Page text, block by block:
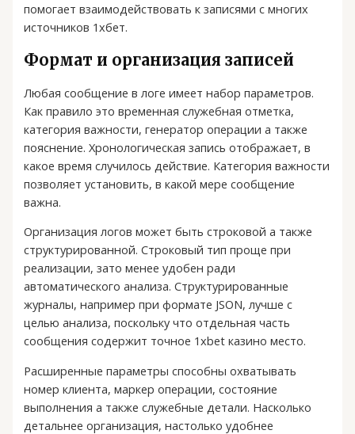
помогает взаимодействовать к записями с многих
источников 1хбет.
Формат и организация записей
Любая сообщение в логе имеет набор параметров.
Как правило это временная служебная отметка,
категория важности, генератор операции а также
пояснение. Хронологическая запись отображает, в
какое время случилось действие. Категория важности
позволяет установить, в какой мере сообщение
важна.
Организация логов может быть строковой а также
структурированной. Строковый тип проще при
реализации, зато менее удобен ради
автоматического анализа. Структурированные
журналы, например при формате JSON, лучше с
целью анализа, поскольку что отдельная часть
сообщения содержит точное 1xbet казино место.
Расширенные параметры способны охватывать
номер клиента, маркер операции, состояние
выполнения а также служебные детали. Насколько
детальнее организация, настолько удобнее